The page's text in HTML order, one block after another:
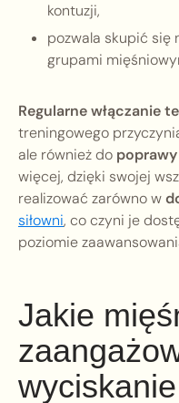
kontuzji,
pozwala skupić
grupami
Regularne włączanie
treningowego
ale również do
więcej, dzięki swojej
realizować zarówno w
siłowni, co czyni je
poziomie
Jakie